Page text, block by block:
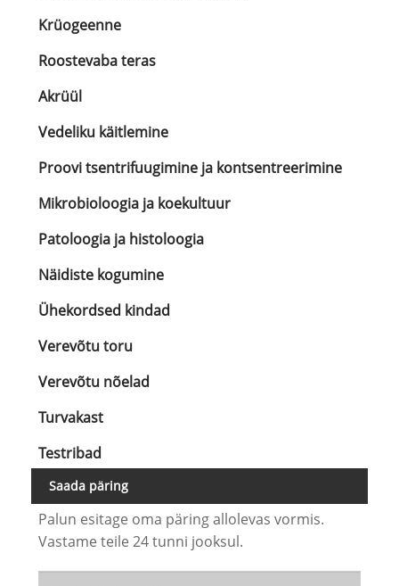
Krüogeenne
Roostevaba teras
Akrüül
Vedeliku käitlemine
Proovi tsentrifuugimine ja kontsentreerimine
Mikrobioloogia ja koekultuur
Patoloogia ja histoloogia
Näidiste kogumine
Ühekordsed kindad
Verevõtu toru
Verevõtu nõelad
Turvakast
Testribad
Saada päring
Palun esitage oma päring allolevas vormis.
Vastame teile 24 tunni jooksul.